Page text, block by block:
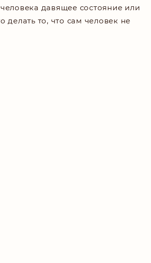
давящее состояние или
делать то, что сам человек не